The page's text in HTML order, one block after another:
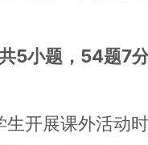
5小题，54题
开展课外活动